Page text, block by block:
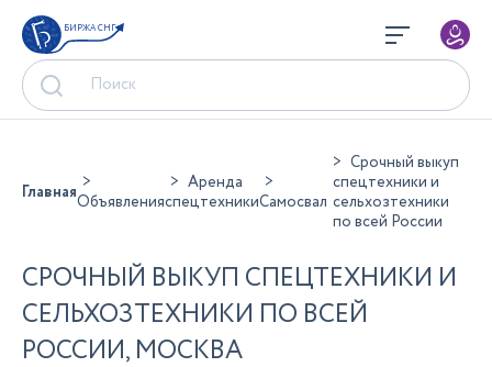
БИРЖА СНГ
ГлавнаяОбъявления
Аренда
спецтехникиСамосвал
Срочный выкуп
спецтехники и
сельхозтехники
по всей России
СРОЧНЫЙ ВЫКУП СПЕЦТЕХНИКИ И
СЕЛЬХОЗТЕХНИКИ ПО ВСЕЙ
РОССИИ, МОСКВА